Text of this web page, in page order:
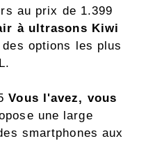
au prix de 1.399
à ultrasons Kiwi
options les plus
Vous l'avez, vous
une large
smartphones aux